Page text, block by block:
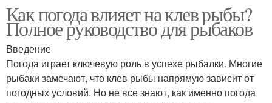
Как погода влияет на клев рыбы?
Полное руководство для рыбаков
Введение
Погода играет ключевую роль в успехе рыбалки. Многие
рыбаки замечают, что клев рыбы напрямую зависит от
погодных условий. Но не все знают, как именно погода